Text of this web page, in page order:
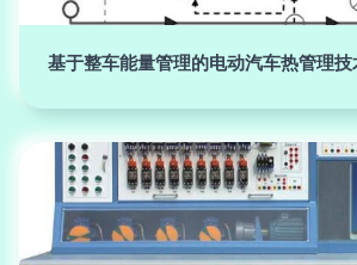
基于整车能量管理的电动汽车热管理